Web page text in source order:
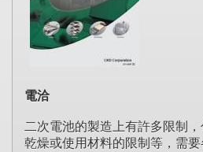
電洽
二次電池的製造上有許多限制，
乾燥或使用材料的限制等，需要